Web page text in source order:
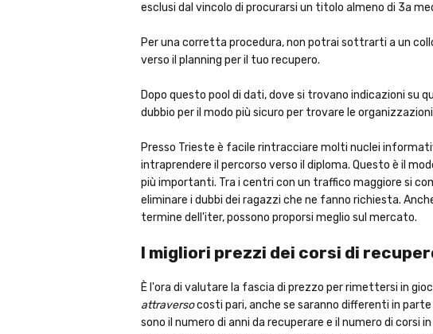
esclusi dal vincolo di procurarsi un titolo almeno di 3a
Per una corretta procedura, non potrai sottrarti a un
verso il planning per il tuo recupero.
Dopo questo pool di dati, dove si trovano indicazioni su
dubbio per il modo più sicuro per trovare le
Presso Trieste è facile rintracciare molti nuclei
intraprendere il percorso verso il diploma. Questo è il
più importanti. Tra i centri con un traffico maggiore si
eliminare i dubbi dei ragazzi che ne fanno richiesta.
termine dell'iter, possono proporsi meglio sul mercato.
I migliori prezzi dei corsi di
È l'ora di valutare la fascia di prezzo per rimettersi in
attraversocosti pari, anche se saranno differenti in
sono il numero di anni da recuperare e il numero di